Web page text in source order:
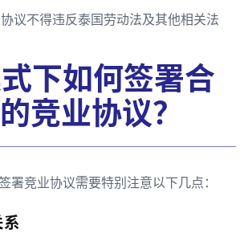
议不得违反泰国劳动法及其他相关法
下如何签署合
竞业协议？
署竞业协议需要特别注意以下几点：
系